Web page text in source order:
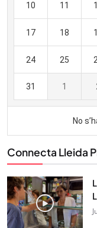
Connecta Lleida